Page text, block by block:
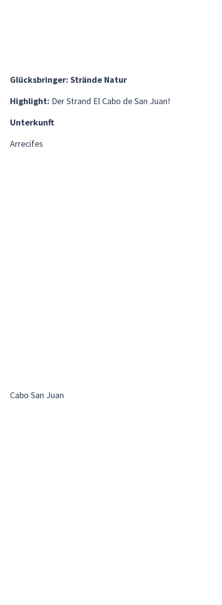
Glücksbringer: Strände Natur
Highlight: Der Strand El Cabo de San Juan!
Unterkunft
Arrecifes
Cabo San Juan